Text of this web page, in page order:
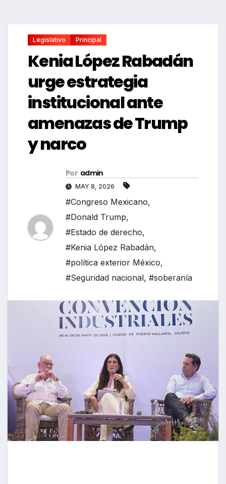
Legislativo Principal
Kenia López Rabadán
urge estrategia
institucional ante
amenazas de Trump
y narco
Por admin
MAY 8, 2026
#Congreso Mexicano,
#Donald Trump,
#Estado de derecho,
#Kenia López Rabadán,
#política exterior México,
#Seguridad nacional, #soberanía